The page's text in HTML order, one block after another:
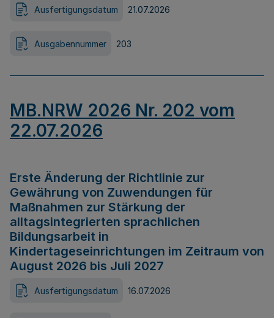
Ausfertigungsdatum 21.07.2026
Ausgabennummer 203
MB.NRW 2026 Nr. 202 vom
22.07.2026
Erste Änderung der Richtlinie zur
Gewährung von Zuwendungen für
Maßnahmen zur Stärkung der
alltagsintegrierten sprachlichen
Bildungsarbeit in
Kindertageseinrichtungen im Zeitraum von
August 2026 bis Juli 2027
Ausfertigungsdatum 16.07.2026